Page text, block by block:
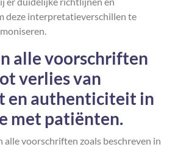
deze interpretatieverschillen te
alle voorschriften
verlies van
en authenticiteit in
met patiënten.
alle voorschriften zoals beschreven in